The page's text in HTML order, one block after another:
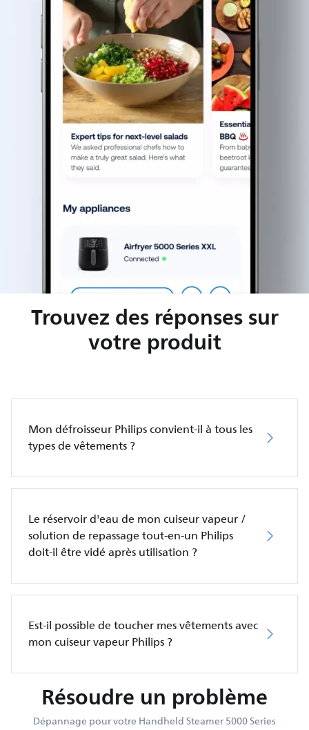
Trouvez des réponses sur
votre produit
Mon défroisseur Philips convient-il à tous les
types de vêtements ?
Le réservoir d'eau de mon cuiseur vapeur /
solution de repassage tout-en-un Philips
doit-il être vidé après utilisation ?
Est-il possible de toucher mes vêtements avec
mon cuiseur vapeur Philips ?
Résoudre un problème
Dépannage pour votre Handheld Steamer 5000 Series